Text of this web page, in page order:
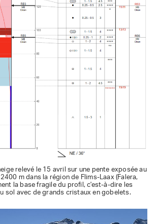
relevé le 15 avril sur une pente exposée au
m dans la région de Flims-Laax (Falera,
la base fragile du profil, c'est-à-dire les
sol avec de grands cristaux en gobelets.